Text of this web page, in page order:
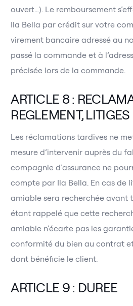
ouvert…). Le remboursement
Ila Bella par crédit sur votre
virement bancaire adressé au
passé la commande et à
précisée lors de la commande.
ARTICLE 8 :
REGLEMENT, LITIGES
Les réclamations tardives ne
mesure d’intervenir auprès du
compagnie d’assurance ne
compte par Ila Bella. En cas de
amiable sera recherchée avant
étant rappelé que cette
amiable n’écarte pas les
conformité du bien au contrat
dont bénéficie le client.
ARTICLE 9 : DUREE